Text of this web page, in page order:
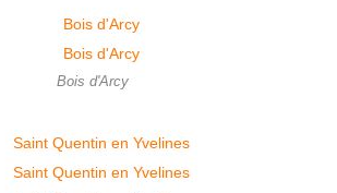
Bois d'Arcy